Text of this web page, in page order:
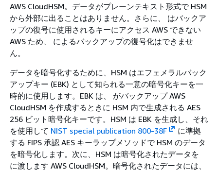
AWS CloudHSM。データがプレーンテキスト形式で HSM
から外部に出ることはありません。さらに、 はバックア
ップの復号に使用されるキーにアクセス AWS できない
AWS ため、 によるバックアップの復号化はできませ
ん。
データを暗号化するために、HSM はエフェメラルバック
アップキー (EBK) として知られる一意の暗号化キーを一
時的に使用します。EBK は、 がバックアップ AWS
CloudHSM を作成するときに HSM 内で生成される AES
256 ビット暗号化キーです。HSM は EBK を生成し、それ
を使用して NIST special publication 800-38F
に準拠
する FIPS 承認 AES キーラップメソッドで HSM のデータ
を暗号化します。次に、HSM は暗号化されたデータを
に渡します AWS CloudHSM。暗号化されたデータには、